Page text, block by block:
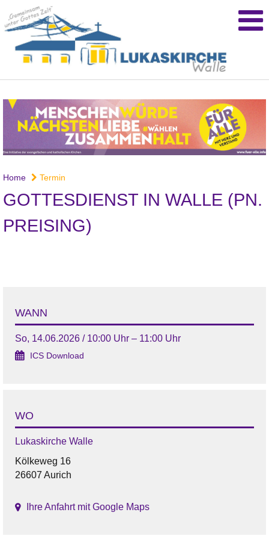
Home Termin
GOTTESDIENST IN WALLE (PN.
PREISING)
WANN
So, 14.06.2026 / 10:00 Uhr – 11:00 Uhr
ICS Download
WO
Lukaskirche Walle
Kölkeweg 16
26607 Aurich
Ihre Anfahrt mit Google Maps